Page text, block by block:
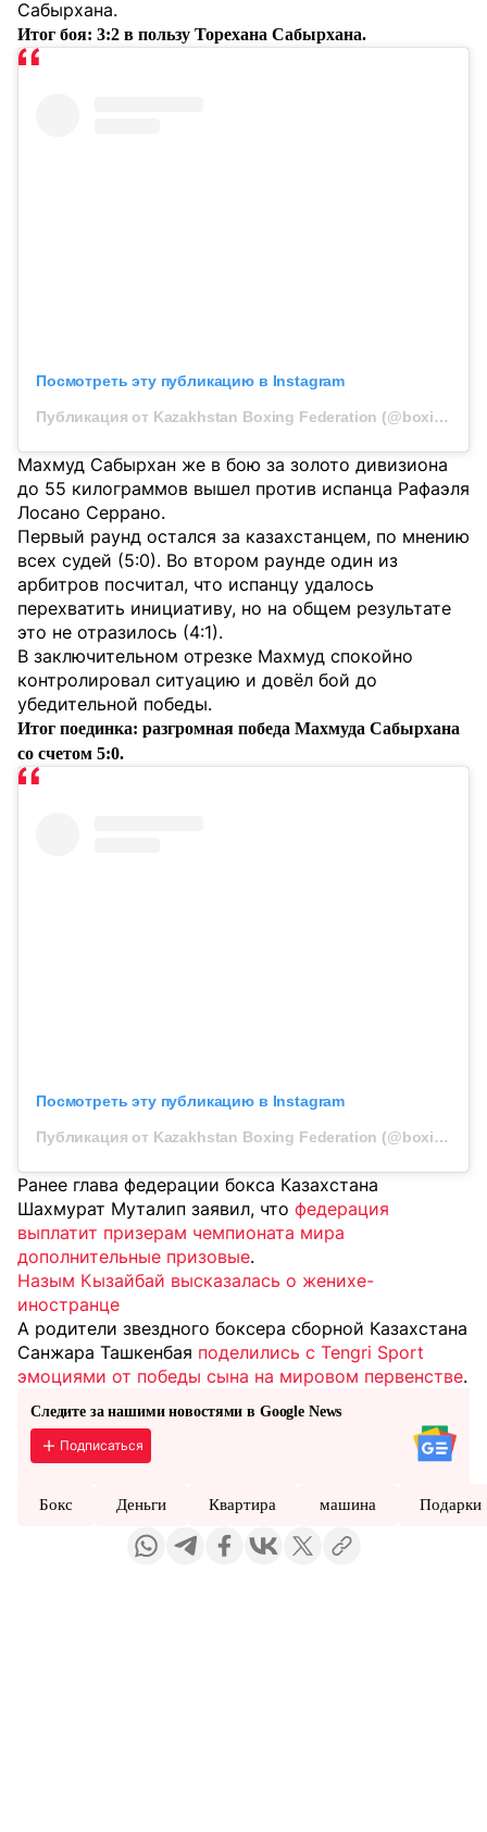
Сабырхана.
Итог боя: 3:2 в пользу Торехана Сабырхана.
Посмотреть эту публикацию в Instagram
Публикация от Kazakhstan Boxing Federation (@boxingkazakhstan)
Махмуд Сабырхан же в бою за золото дивизиона
до 55 килограммов вышел против испанца Рафаэля
Лосано Серрано.
Первый раунд остался за казахстанцем, по мнению
всех судей (5:0). Во втором раунде один из
арбитров посчитал, что испанцу удалось
перехватить инициативу, но на общем результате
это не отразилось (4:1).
В заключительном отрезке Махмуд спокойно
контролировал ситуацию и довёл бой до
убедительной победы.
Итог поединка: разгромная победа Махмуда Сабырхана
со счетом 5:0.
Посмотреть эту публикацию в Instagram
Публикация от Kazakhstan Boxing Federation (@boxingkazakhstan)
Ранее глава федерации бокса Казахстана
Шахмурат Муталип заявил, что федерация
выплатит призерам чемпионата мира
дополнительные призовые.
Назым Кызайбай высказалась о женихе-
иностранце
А родители звездного боксера сборной Казахстана
Санжара Ташкенбая поделились с Tengri Sport
эмоциями от победы сына на мировом первенстве.
Следите за нашими новостями в Google News
Подписаться
Бокс Деньги Квартира машина Подарки